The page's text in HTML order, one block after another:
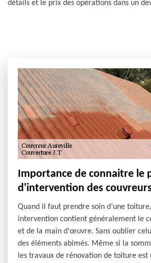
détails et le prix des opérations dans un
Importance de connaitre le
d'intervention des
Quand il faut prendre soin d’une
intervention contient généralement le
et de la main d'œuvre. Sans oublier
des éléments abimés. Même si la
les travaux de rénovation de toiture est